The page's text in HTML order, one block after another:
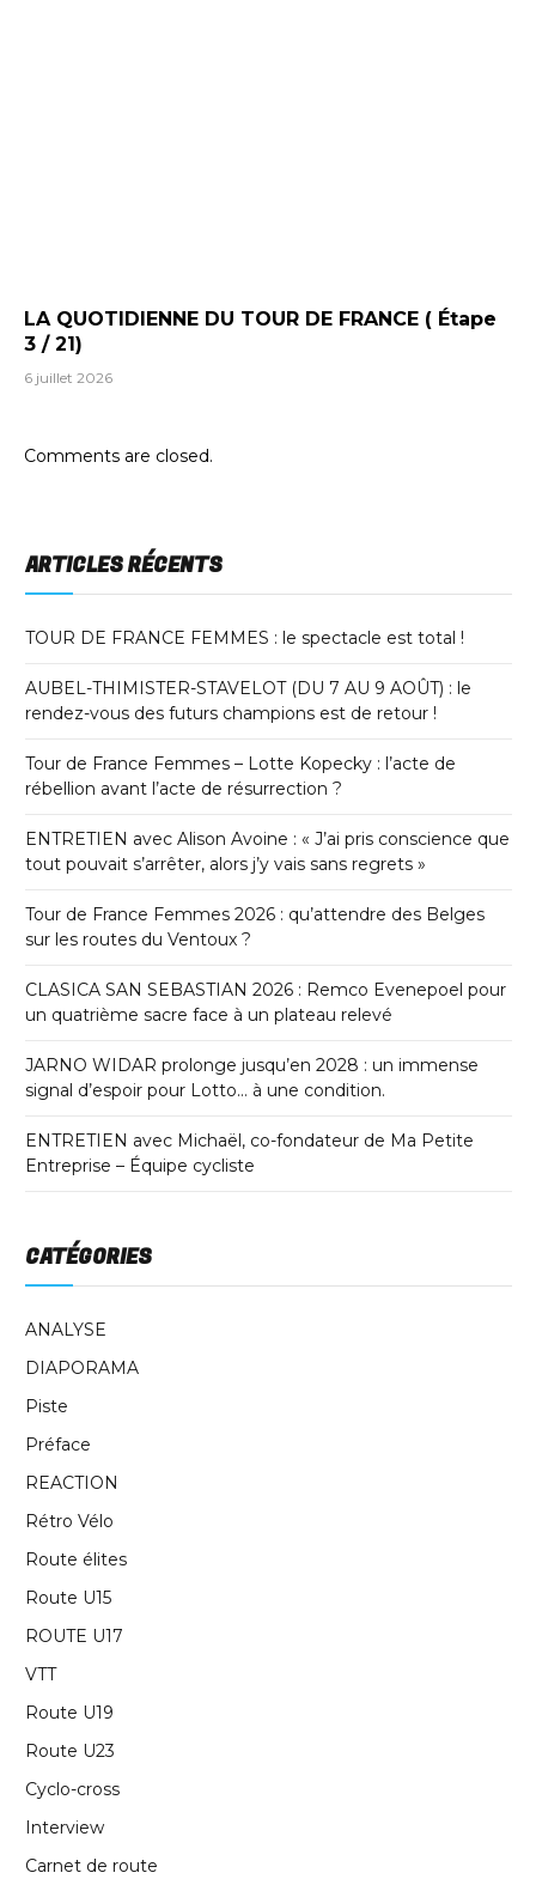
LA QUOTIDIENNE DU TOUR DE FRANCE ( Étape
3 / 21)
6 juillet 2026
Comments are closed.
ARTICLES RÉCENTS
TOUR DE FRANCE FEMMES : le spectacle est total !
AUBEL-THIMISTER-STAVELOT (DU 7 AU 9 AOÛT) : le
rendez-vous des futurs champions est de retour !
Tour de France Femmes – Lotte Kopecky : l’acte de
rébellion avant l’acte de résurrection ?
ENTRETIEN avec Alison Avoine : « J’ai pris conscience que
tout pouvait s’arrêter, alors j’y vais sans regrets »
Tour de France Femmes 2026 : qu’attendre des Belges
sur les routes du Ventoux ?
CLASICA SAN SEBASTIAN 2026 : Remco Evenepoel pour
un quatrième sacre face à un plateau relevé
JARNO WIDAR prolonge jusqu’en 2028 : un immense
signal d’espoir pour Lotto… à une condition.
ENTRETIEN avec Michaël, co-fondateur de Ma Petite
Entreprise – Équipe cycliste
CATÉGORIES
ANALYSE
DIAPORAMA
Piste
Préface
REACTION
Rétro Vélo
Route élites
Route U15
ROUTE U17
VTT
Route U19
Route U23
Cyclo-cross
Interview
Carnet de route